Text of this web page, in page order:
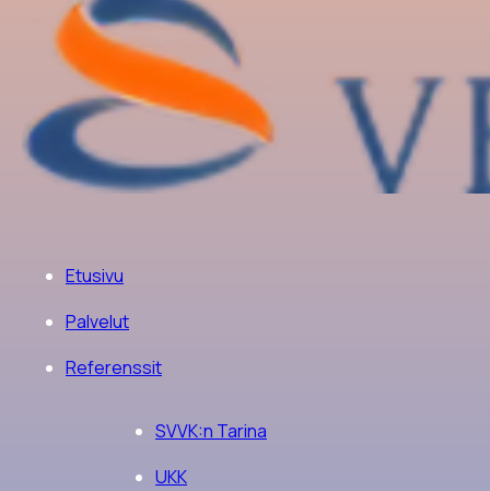
Etusivu
Palvelut
Referenssit
SVVK:n Tarina
UKK